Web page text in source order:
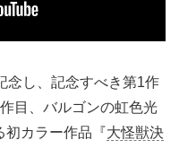
念し、記念すべき第1作
目、バルゴンの虹色光
初カラー作品『大怪獣決